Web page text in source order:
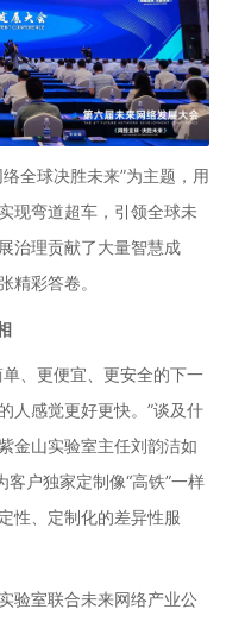
全球决胜未来”为主题，用
现弯道超车，引领全球未
治理贡献了大量智慧成
精彩答卷。
、更便宜、更安全的下一
人感觉更好更快。”谈及什
金山实验室主任刘韵洁如
客户独家定制像“高铁”一样
性、定制化的差异性服
验室联合未来网络产业公